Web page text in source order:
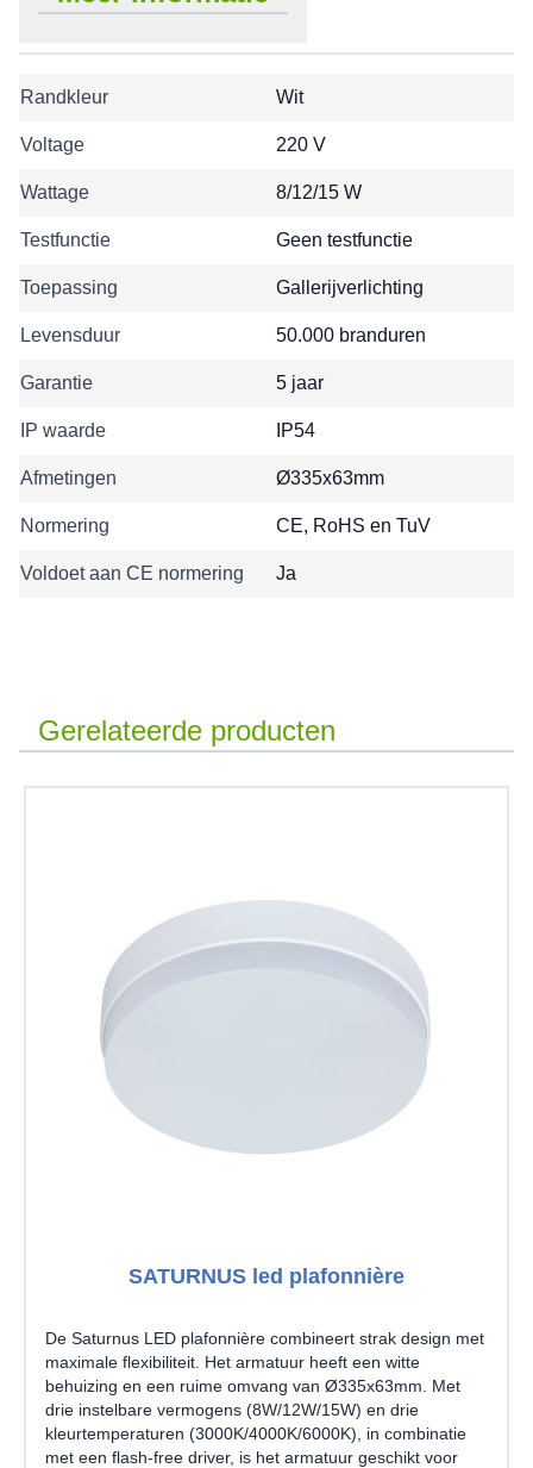
Randkleur Wit
Voltage 220 V
Wattage 8/12/15 W
Testfunctie Geen testfunctie
Toepassing Gallerijverlichting
Levensduur 50.000 branduren
Garantie 5 jaar
IP waarde IP54
Afmetingen Ø335x63mm
Normering CE, RoHS en TuV
Voldoet aan CE normering Ja
Gerelateerde producten
SATURNUS led plafonnière
De Saturnus LED plafonnière combineert strak design met
maximale flexibiliteit. Het armatuur heeft een witte
behuizing en een ruime omvang van Ø335x63mm. Met
drie instelbare vermogens (8W/12W/15W) en drie
kleurtemperaturen (3000K/4000K/6000K), in combinatie
met een flash-free driver, is het armatuur geschikt voor